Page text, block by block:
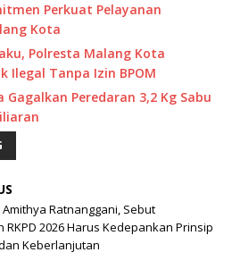
Perkuat Pelayanan
Kota
Polresta Malang Kota
Ilegal Tanpa Izin BPOM
Peredaran 3,2 Kg Sabu
Amithya Ratnanggani, Sebut
RKPD 2026 Harus Kedepankan Prinsip
Keberlanjutan